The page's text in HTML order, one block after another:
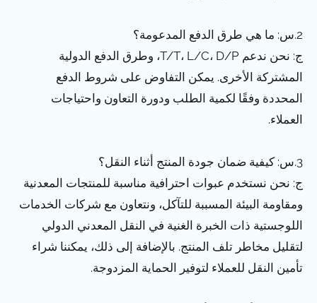
2.س: ما هي طرق الدفع المدعومة؟
ج: نحن ندعم T/T، L/C، D/P، وطرق الدفع الدولية
المشتركة الأخرى. يمكن التفاوض على شروط الدفع
المحددة وفقًا لكمية الطلب ودورة التعاون واحتياجات
العملاء.
3.س: كيفية ضمان جودة المنتج أثناء النقل؟
ج: نحن نستخدم عبوات احترافية مناسبة للمنتجات المعدنية
ومقاومة البيئة المسببة للتآكل، ونتعاون مع شركات الخدمات
اللوجستية ذات الخبرة الغنية في النقل المعدني الدولي
لتقليل مخاطر تلف المنتج. بالإضافة إلى ذلك، يمكننا شراء
تأمين النقل للعملاء لتوفير الحماية المزدوجة.